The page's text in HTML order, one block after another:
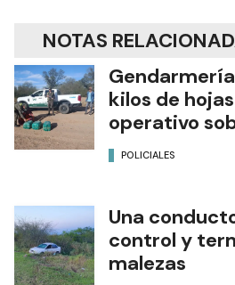
NOTAS
kilos de
operativo
POLICIALES
Una
control y
malezas